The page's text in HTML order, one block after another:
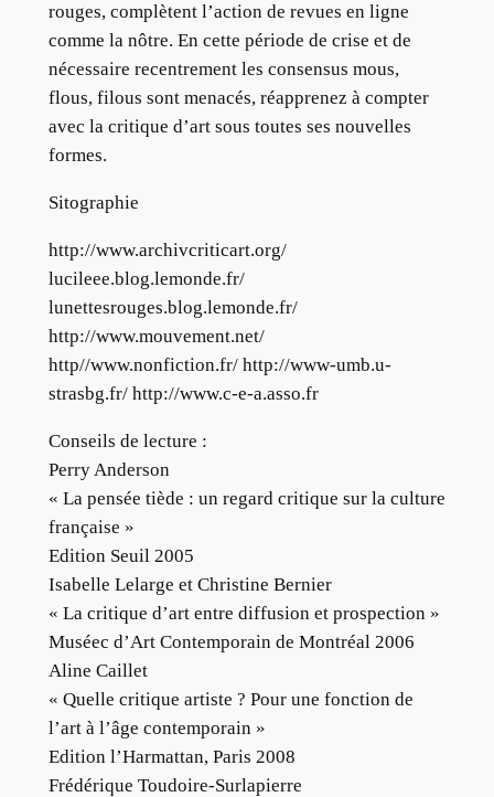
rouges, complètent l’action de revues en ligne
comme la nôtre. En cette période de crise et de
nécessaire recentrement les consensus mous,
flous, filous sont menacés, réapprenez à compter
avec la critique d’art sous toutes ses nouvelles
formes.
Sitographie
http://www.archivcriticart.org/
lucileee.blog.lemonde.fr/
lunettesrouges.blog.lemonde.fr/
http://www.mouvement.net/
http//www.nonfiction.fr/ http://www-umb.u-
strasbg.fr/ http://www.c-e-a.asso.fr
Conseils de lecture :
Perry Anderson
« La pensée tiède : un regard critique sur la culture
française »
Edition Seuil 2005
Isabelle Lelarge et Christine Bernier
« La critique d’art entre diffusion et prospection »
Muséec d’Art Contemporain de Montréal 2006
Aline Caillet
« Quelle critique artiste ? Pour une fonction de
l’art à l’âge contemporain »
Edition l’Harmattan, Paris 2008
Frédérique Toudoire-Surlapierre